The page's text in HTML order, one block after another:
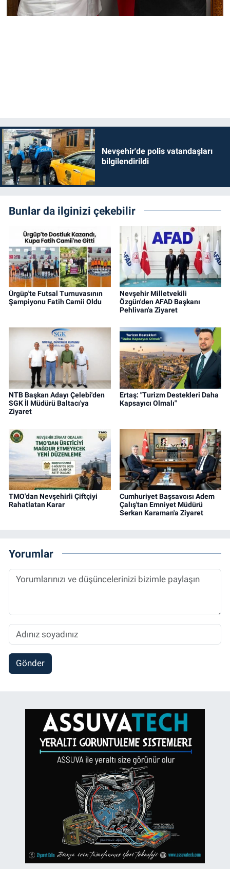
Nevşehir'de polis vatandaşları
bilgilendirildi
Bunlar da ilginizi çekebilir
Ürgüp'te Futsal Turnuvasının
Şampiyonu Fatih Camii Oldu
Nevşehir Milletvekili
Özgün'den AFAD Başkanı
Pehlivan'a Ziyaret
NTB Başkan Adayı Çelebi'den
SGK İl Müdürü Baltacı'ya
Ziyaret
Ertaş: "Turizm Destekleri Daha
Kapsayıcı Olmalı"
TMO'dan Nevşehirli Çiftçiyi
Rahatlatan Karar
Cumhuriyet Başsavcısı Adem
Çalış'tan Emniyet Müdürü
Serkan Karaman'a Ziyaret
Yorumlar
Gönder